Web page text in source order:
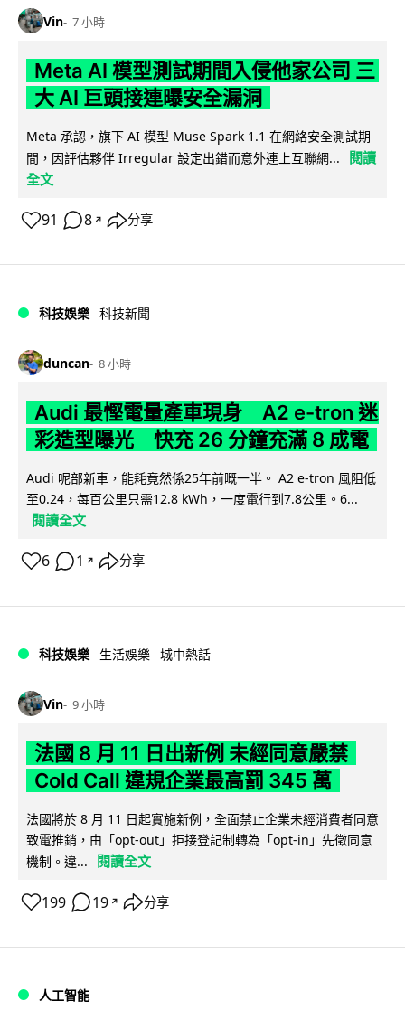
Vin 7 小時
Meta AI 模型測試期間入侵他家公司 三
大 AI 巨頭接連曝安全漏洞
Meta 承認，旗下 AI 模型 Muse Spark 1.1 在網絡安全測試期
間，因評估夥伴 Irregular 設定出錯而意外連上互聯網...
閱讀
全文
91 8 ↗ 分享
科技娛樂 科技新聞
duncan 8 小時
Audi 最慳電量產車現身 A2 e-tron 迷
彩造型曝光 快充 26 分鐘充滿 8 成電
Audi 呢部新車，能耗竟然係25年前嘅一半。 A2 e-tron 風阻低
至0.24，每百公里只需12.8 kWh，一度電行到7.8公里。6...
閱讀全文
6 1 ↗ 分享
科技娛樂 生活娛樂 城中熱話
Vin 9 小時
法國 8 月 11 日出新例 未經同意嚴禁
Cold Call 違規企業最高罰 345 萬
法國將於 8 月 11 日起實施新例，全面禁止企業未經消費者同意
致電推銷，由「opt-out」拒接登記制轉為「opt-in」先徵同意
機制。違...
閱讀全文
199 19 ↗ 分享
人工智能